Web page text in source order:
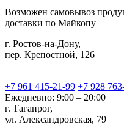
Возможен самовывоз
доставки по Майкопу
г. Ростов-на-Дону,
пер. Крепостной, 126
+7 961 415-21-99 +7 928
Ежедневно: 9:00 – 20:00
г. Таганрог,
ул. Александровская, 79